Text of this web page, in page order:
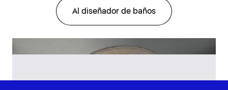
Al diseñador de baños